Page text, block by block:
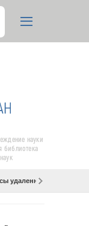
науки
библиотека
удаленного доступа